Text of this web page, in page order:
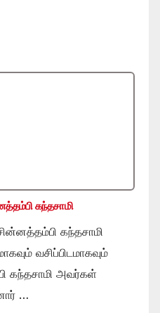
கந்தசாமி
கந்தசாமி
வசிப்பிடமாகவும்
கந்தசாமி அவர்கள்
…